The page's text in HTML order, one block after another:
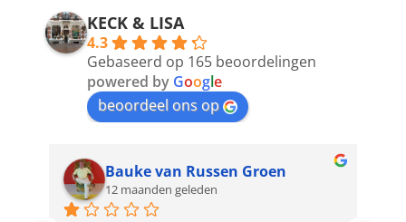
address
KECK & LISA
4.3
Gebaseerd op 165 beoordelingen
powered by Google
beoordeel ons op
Bauke van Russen Groen
12 maanden geleden